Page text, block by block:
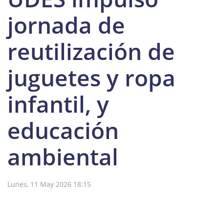
jornada de
reutilización de
juguetes y ropa
infantil, y
educación
ambiental
Lunes, 11 May 2026 18:15